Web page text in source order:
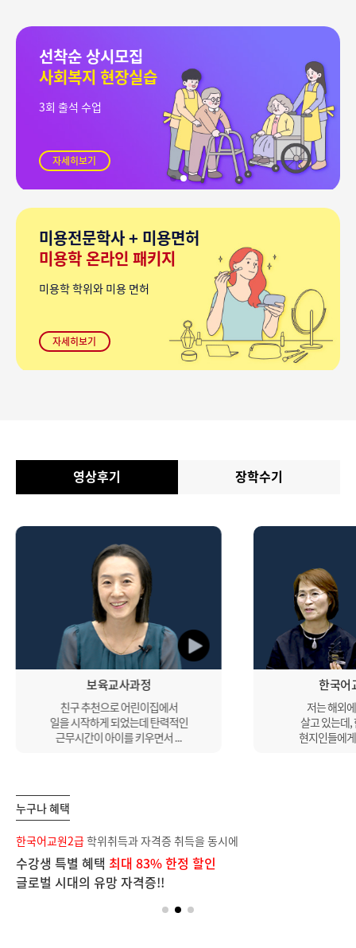
선착순 상시모집
사회복지 현장실습
3회 출석 수업
자세히보기
미용전문학사 + 미용면허
미용학 온라인 패키지
미용학 학위와 미용 면허
자세히보기
영상후기 장학수기
보육교사과정
친구 추천으로 어린이집에서
일을 시작하게 되었는데 탄력적인
근무시간이 아이를 키우면서 ...
한국어
저는 해외
살고 있는데,
현지인들에
누구나 혜택
한국어교원2급학위취득과 자격증 취득을 동시에
수강생 특별 혜택 최대 83% 한정 할인
글로벌 시대의 유망 자격증!!